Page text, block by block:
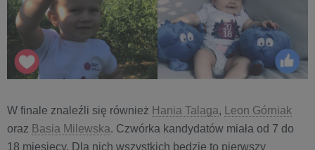
W finale znaleźli się również Hania Talaga,
Leon Górniak
oraz Basia Milewska. Czwórka kandydatów miała od 7 do
18 miesięcy. Dla nich wszystkich będzie to pierwszy